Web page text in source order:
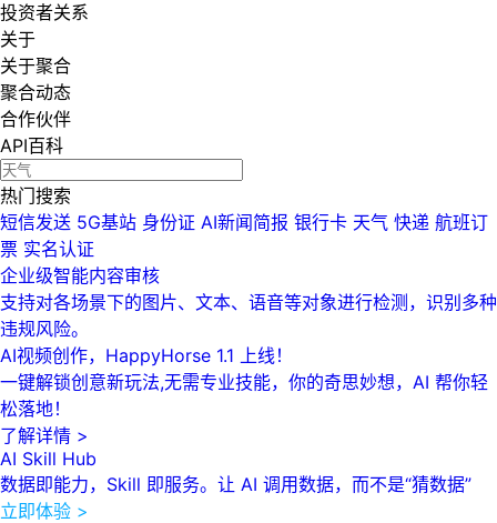
投资者关系
关于
关于聚合
聚合动态
合作伙伴
API百科
热门搜索
短信发送 5G基站 身份证 AI新闻简报 银行卡 天气 快递 航班订
票 实名认证
企业级智能内容审核
支持对各场景下的图片、文本、语音等对象进行检测，识别多种
违规风险。
AI视频创作，HappyHorse 1.1 上线！
一键解锁创意新玩法,无需专业技能，你的奇思妙想，AI 帮你轻
松落地！
了解详情 >
AI Skill Hub
数据即能力，Skill 即服务。让 AI 调用数据，而不是“猜数据”
立即体验 >